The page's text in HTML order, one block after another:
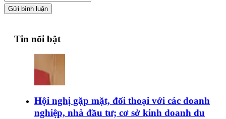
Gửi bình luận
Tin nổi bật
Hội nghị gặp mặt, đối thoại với các doanh
nghiệp, nhà đầu tư; cơ sở kinh doanh du